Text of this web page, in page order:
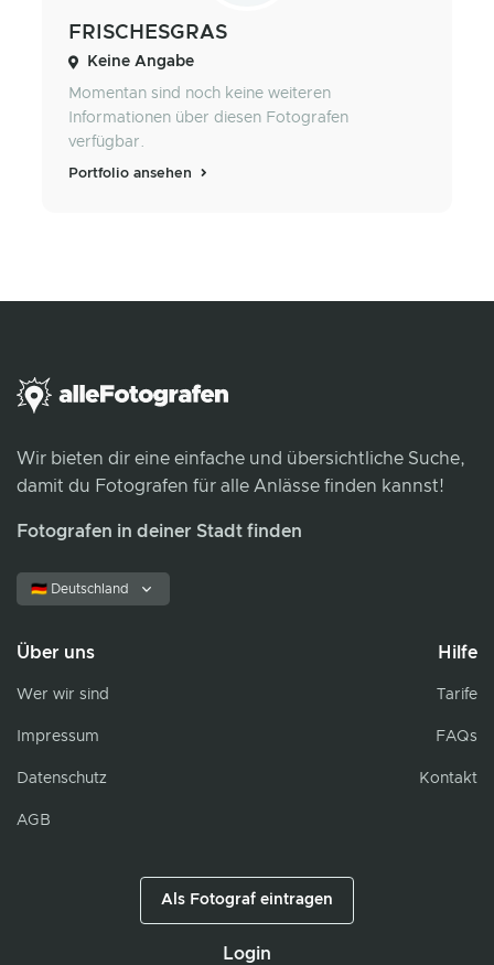
FRISCHESGRAS
Keine Angabe
Momentan sind noch keine weiteren
Informationen über diesen Fotografen
verfügbar.
Portfolio ansehen
Wir bieten dir eine einfache und übersichtliche Suche,
damit du Fotografen für alle Anlässe finden kannst!
Fotografen in deiner Stadt finden
🇩🇪 Deutschland
Über uns
Wer wir sind
Impressum
Datenschutz
AGB
Hilfe
Tarife
FAQs
Kontakt
Als Fotograf eintragen
Login